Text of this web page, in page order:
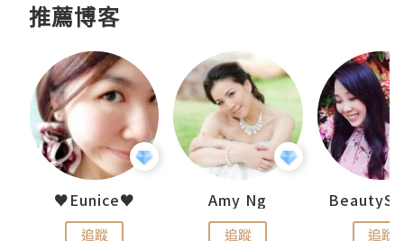
推薦博客
♥Eunice♥
追蹤
Amy Ng
追蹤 追蹤